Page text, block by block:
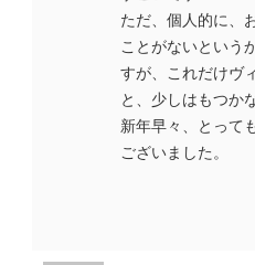
ただ、個人的に、
ことがないという
すが、これだけヴ
と、少しはもつか
新年早々、とって
ございました。